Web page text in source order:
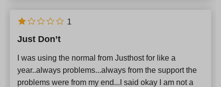
Just Don’t
I was using the normal from Justhost for like a
year..always problems...always from the support the
problems were from my end...I said okay I am not a
1